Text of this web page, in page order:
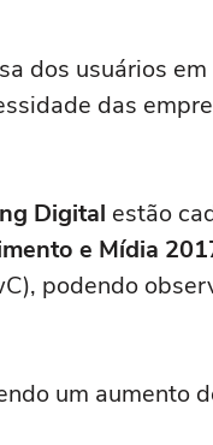
dos usuários
das
Digital estão
e Mídia
podendo
um aumento